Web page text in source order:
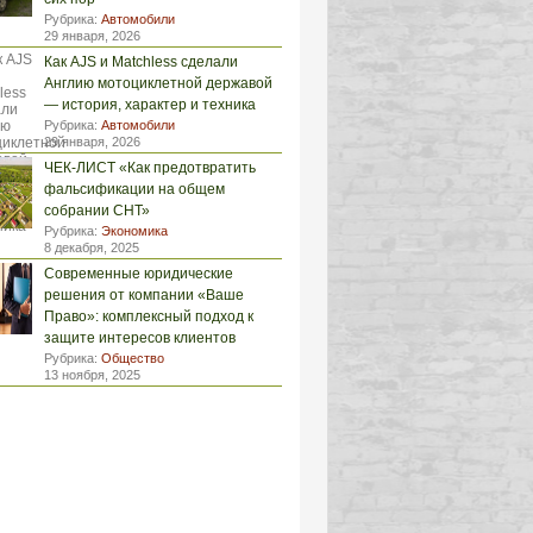
Рубрика: Автомобили
29 января, 2026
Как AJS и Matchless сделали
Англию мотоциклетной державой
— история, характер и техника
Рубрика: Автомобили
29 января, 2026
ЧЕК-ЛИСТ «Как предотвратить
фальсификации на общем
собрании СНТ»
Рубрика: Экономика
8 декабря, 2025
Современные юридические
решения от компании «Ваше
Право»: комплексный подход к
защите интересов клиентов
Рубрика: Общество
13 ноября, 2025